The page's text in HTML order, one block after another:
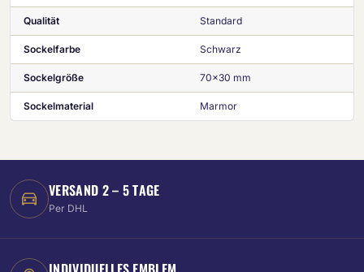
Qualität Standard
Sockelfarbe Schwarz
Sockelgröße 70x30 mm
Sockelmaterial Marmor
VERSAND 2 – 5 TAGE
Per DHL